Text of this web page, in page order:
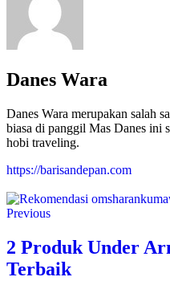
Danes Wara
Danes Wara merupakan salah
biasa di panggil Mas Danes ini
hobi traveling.
https://barisandepan.com
Previous
2 Produk Under
Terbaik